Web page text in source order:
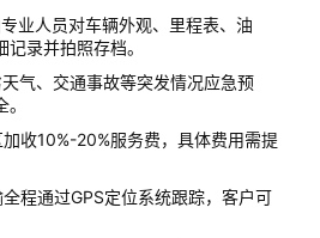
业人员对车辆外观、里程表、油
录并拍照存档。
气、交通事故等突发情况应急预
收10%-20%服务费，具体费用需提
程通过GPS定位系统跟踪，客户可